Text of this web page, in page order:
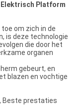
Platform
om zich in de
is deze technologie
die door het
organen
gebeurt, en
blazen en vochtige
Beste prestaties